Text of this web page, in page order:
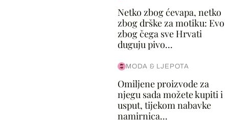
Netko zbog ćevapa, netko
zbog drške za motiku: Evo
zbog čega sve Hrvati
duguju pivo...
MODA & LJEPOTA
Omiljene proizvode za
njegu sada možete kupiti i
usput, tijekom nabavke
namirnica...